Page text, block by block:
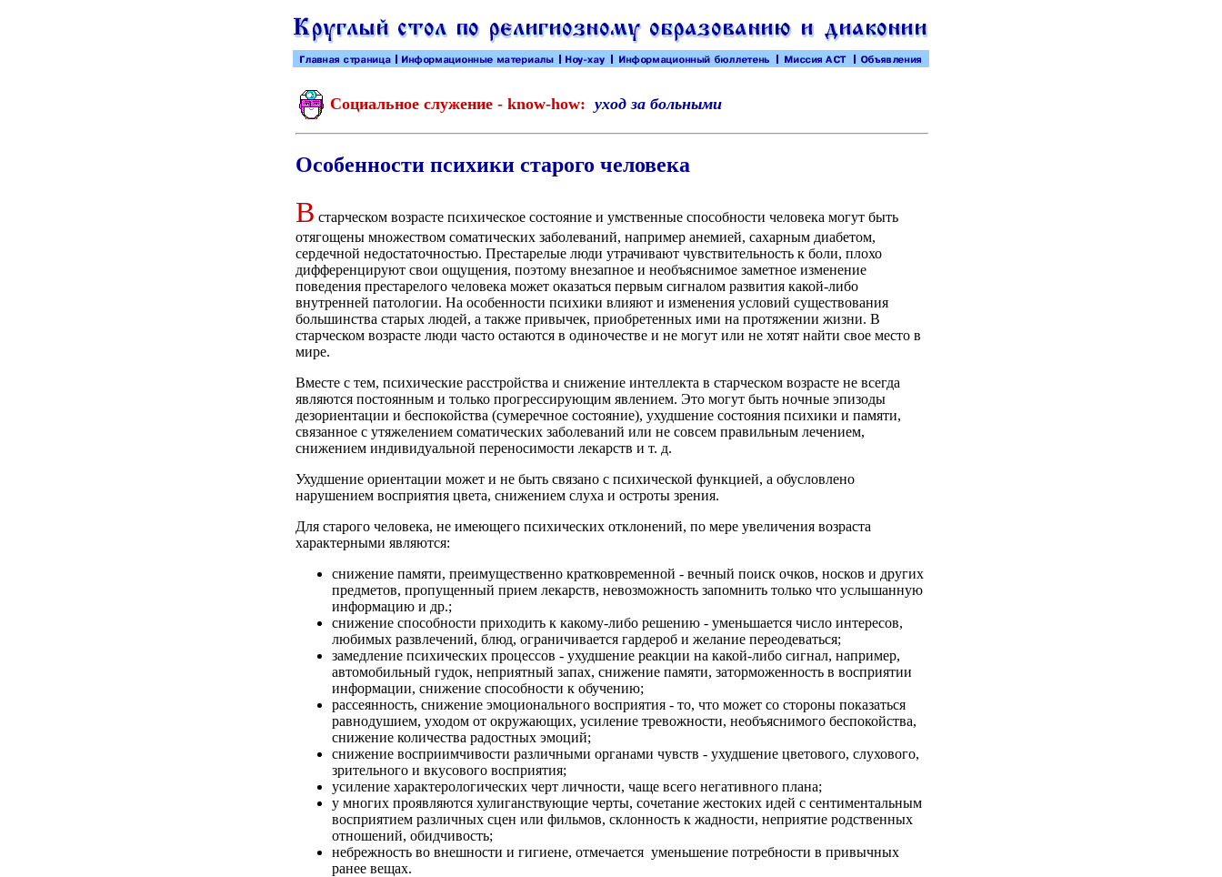
Социальное служение - know-how: уход за больными
Особенности психики старого человека
В старческом возрасте психическое состояние и умственные способности человека могут быть
отягощены множеством соматических заболеваний, например анемией, сахарным диабетом,
сердечной недостаточностью. Престарелые люди утрачивают чувствительность к боли, плохо
дифференцируют свои ощущения, поэтому внезапное и необъяснимое заметное изменение
поведения престарелого человека может оказаться первым сигналом развития какой-либо
внутренней патологии. На особенности психики влияют и изменения условий существования
большинства старых людей, а также привычек, приобретенных ими на протяжении жизни. В
старческом возрасте люди часто остаются в одиночестве и не могут или не хотят найти свое место в
мире.
Вместе с тем, психические расстройства и снижение интеллекта в старческом возрасте не всегда
являются постоянным и только прогрессирующим явлением. Это могут быть ночные эпизоды
дезориентации и беспокойства (сумеречное состояние), ухудшение состояния психики и памяти,
связанное с утяжелением соматических заболеваний или не совсем правильным лечением,
снижением индивидуальной переносимости лекарств и т. д.
Ухудшение ориентации может и не быть связано с психической функцией, а обусловлено
нарушением восприятия цвета, снижением слуха и остроты зрения.
Для старого человека, не имеющего психических отклонений, по мере увеличения возраста
характерными являются:
снижение памяти, преимущественно кратковременной - вечный поиск очков, носков и других
предметов, пропущенный прием лекарств, невозможность запомнить только что услышанную
информацию и др.;
снижение способности приходить к какому-либо решению - уменьшается число интересов,
любимых развлечений, блюд, ограничивается гардероб и желание переодеваться;
замедление психических процессов - ухудшение реакции на какой-либо сигнал, например,
автомобильный гудок, неприятный запах, снижение памяти, заторможенность в восприятии
информации, снижение способности к обучению;
рассеянность, снижение эмоционального восприятия - то, что может со стороны показаться
равнодушием, уходом от окружающих, усиление тревожности, необъяснимого беспокойства,
снижение количества радостных эмоций;
снижение восприимчивости различными органами чувств - ухудшение цветового, слухового,
зрительного и вкусового восприятия;
усиление характерологических черт личности, чаще всего негативного плана;
у многих проявляются хулиганствующие черты, сочетание жестоких идей с сентиментальным
восприятием различных сцен или фильмов, склонность к жадности, неприятие родственных
отношений, обидчивость;
небрежность во внешности и гигиене, отмечается уменьшение потребности в привычных
ранее вещах.